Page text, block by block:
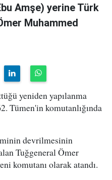
Amşe) yerine Türk
Muhammed
yeniden yapılanma
Tümen'in komutanlığında
devrilmesinin
Tuğgeneral Ömer
komutanı olarak atandı.